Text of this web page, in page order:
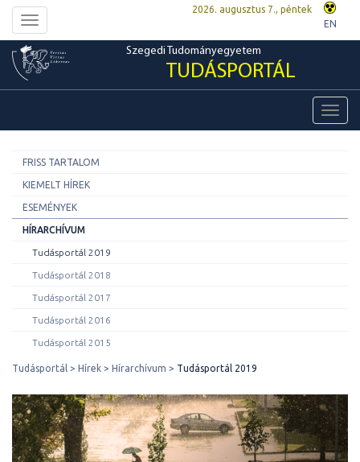
Toggle
navigation
2026. augusztus 7., péntek
EN
Szegedi Tudományegyetem
TUDÁSPORTÁL
FRISS TARTALOM
KIEMELT HÍREK
ESEMÉNYEK
HÍRARCHÍVUM
Tudásportál 2019
Tudásportál 2018
Tudásportál 2017
Tudásportál 2016
Tudásportál 2015
Tudásportál Hírek Hírarchívum Tudásportál 2019